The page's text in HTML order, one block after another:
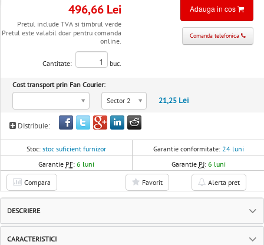
496,66 Lei
Pretul include TVA si timbrul verde
Pretul este valabil doar pentru comanda
online.
Cantitate: buc.
Adauga in cos
Comanda telefonica
Cost transport prin Fan Courier:
Sector 2
21,25 Lei
Distribuie:
Stoc:stoc suficient furnizor Garantie conformitate: 24 luni
Garantie PF:6 luni Garantie PJ: 6 luni
Compara Favorit Alerta pret
DESCRIERE
CARACTERISTICI